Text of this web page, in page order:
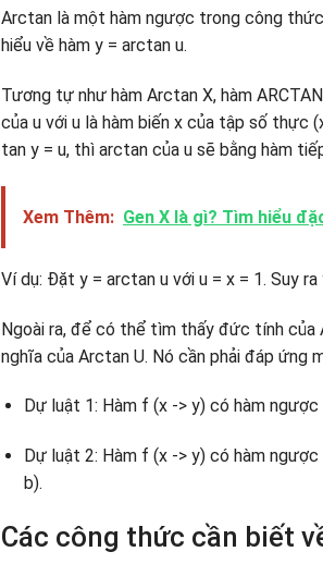
Arctan là một hàm ngược trong công
hiểu về hàm y = arctan u.
Tương tự như hàm Arctan X, hàm
của u với u là hàm biến x của tập số thực
tan y = u, thì arctan của u sẽ bằng hàm
Xem Thêm: Gen X là gì? Tìm hiểu
Ví dụ: Đặt y = arctan u với u = x = 1. Suy
Ngoài ra, để có thể tìm thấy đức tính của
nghĩa của Arctan U. Nó cần phải đáp ứng
Dự luật 1: Hàm f (x -> y) có hàm
Dự luật 2: Hàm f (x -> y) có hàm
b).
Các công thức cần biết